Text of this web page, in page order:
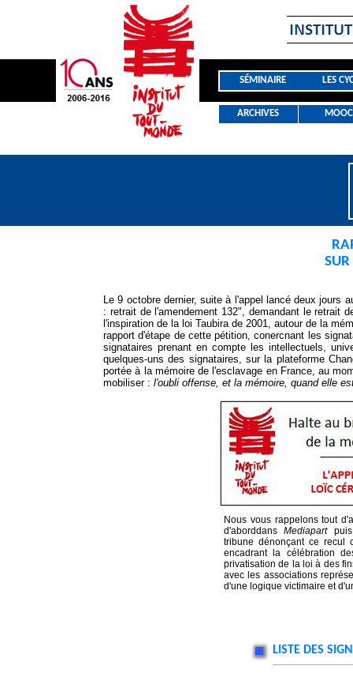
SÉMINAIRE
ARCHIVES MOOC
Le 9 octobre dernier, suite à l'appel lancé deux jours
: retrait de l'amendement 132", demandant le retrait
l'inspiration de la loi Taubira de 2001, autour de la
rapport d'étape de cette pétition, conercnant les
signataires prenant en compte les intellectuels,
quelques-uns des signataires, sur la plateforme
portée à la mémoire de l'esclavage en France, au
mobiliser : l'oubli offense, et la mémoire, quand elle
Nous vous rappelons tout
d'aborddansMediapartpuis
tribune dénonçant ce recul
encadrant la célébration
privatisation de la loi à des
avec les associations
d'une logique victimaire et
LISTE DES
LES